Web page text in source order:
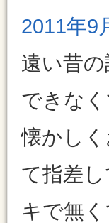
2011年9
遠い昔
できな
懐かし
て指差
キで無